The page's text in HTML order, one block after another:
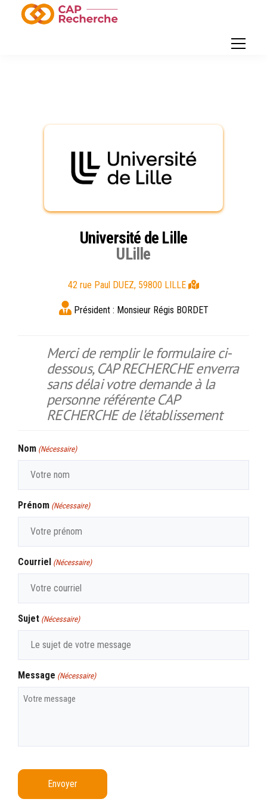
Université de Lille
ULille
42 rue Paul DUEZ, 59800 LILLE
Président : Monsieur Régis BORDET
Merci de remplir le formulaire ci-
dessous, CAP RECHERCHE enverra
sans délai votre demande à la
personne référente CAP
RECHERCHE de l'établissement
Nom (Nécessaire)
Prénom (Nécessaire)
Courriel (Nécessaire)
Sujet (Nécessaire)
Message (Nécessaire)